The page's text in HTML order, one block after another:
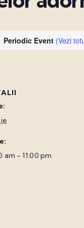
Periodic Event (Vezi
am - 11:00 pm